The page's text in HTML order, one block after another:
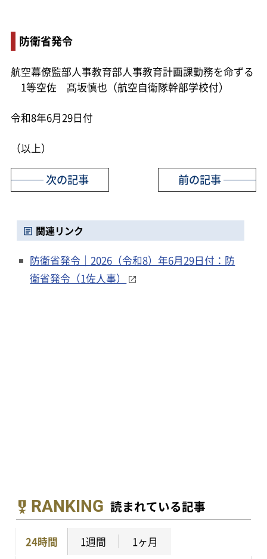
防衛省発令
航空幕僚監部人事教育部人事教育計画課勤務を命ずる
1等空佐 髙坂慎也（航空自衛隊幹部学校付）
令和8年6月29日付
（以上）
前の記事
次の記事
関連リンク
防衛省発令｜2026（令和8）年6月29日付：防
衛省発令（1佐人事）
RANKING 読まれている記事
24時間 1週間 1ヶ月